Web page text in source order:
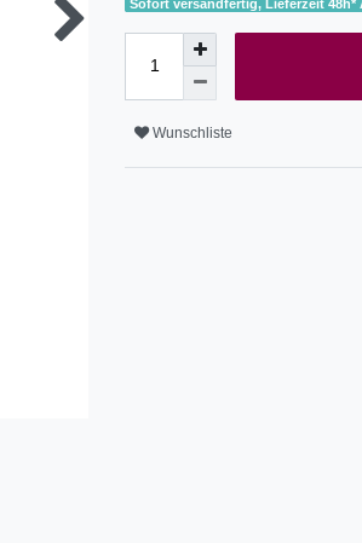
Sofort versandfertig, Lieferzeit 48h*
Wunschliste